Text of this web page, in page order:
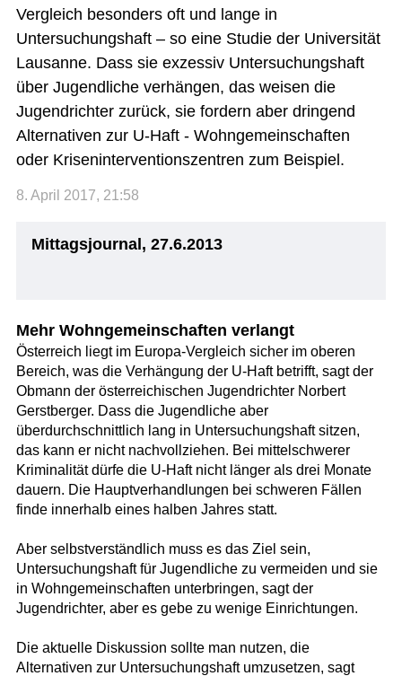
Vergleich besonders oft und lange in
Untersuchungshaft – so eine Studie der Universität
Lausanne. Dass sie exzessiv Untersuchungshaft
über Jugendliche verhängen, das weisen die
Jugendrichter zurück, sie fordern aber dringend
Alternativen zur U-Haft - Wohngemeinschaften
oder Kriseninterventionszentren zum Beispiel.
8. April 2017, 21:58
Mittagsjournal, 27.6.2013
Mehr Wohngemeinschaften verlangt
Österreich liegt im Europa-Vergleich sicher im oberen
Bereich, was die Verhängung der U-Haft betrifft, sagt der
Obmann der österreichischen Jugendrichter Norbert
Gerstberger. Dass die Jugendliche aber
überdurchschnittlich lang in Untersuchungshaft sitzen,
das kann er nicht nachvollziehen. Bei mittelschwerer
Kriminalität dürfe die U-Haft nicht länger als drei Monate
dauern. Die Hauptverhandlungen bei schweren Fällen
finde innerhalb eines halben Jahres statt.
Aber selbstverständlich muss es das Ziel sein,
Untersuchungshaft für Jugendliche zu vermeiden und sie
in Wohngemeinschaften unterbringen, sagt der
Jugendrichter, aber es gebe zu wenige Einrichtungen.
Die aktuelle Diskussion sollte man nutzen, die
Alternativen zur Untersuchungshaft umzusetzen, sagt